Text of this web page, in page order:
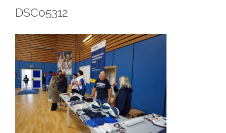
DSC05312